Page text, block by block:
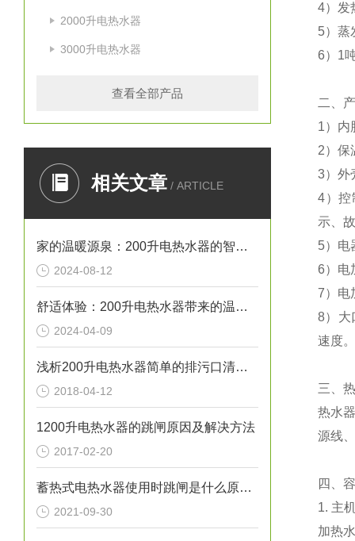
2000升电热水器
3000升电热水器
查看全部产品
相关文章 / ARTICLE
家的温暖源泉：200升电热水器的智慧生活艺术
2024-08-12
舒适体验：200升电热水器带来的温馨沐浴时光
2024-04-09
浅析200升电热水器简单的排污口清洁方法
2018-04-12
1200升电热水器的跳闸原因及解决方法
2017-02-20
蓄热式电热水器使用时跳闸是什么原因？
2021-09-30
4） 发
5） 蒸
6） 1
二
1） 内
2） 保
3） 外
4）控
示
5） 电
6） 电
7） 电
8） 大
速度。
三
热水
源线
四
1. 主
加热